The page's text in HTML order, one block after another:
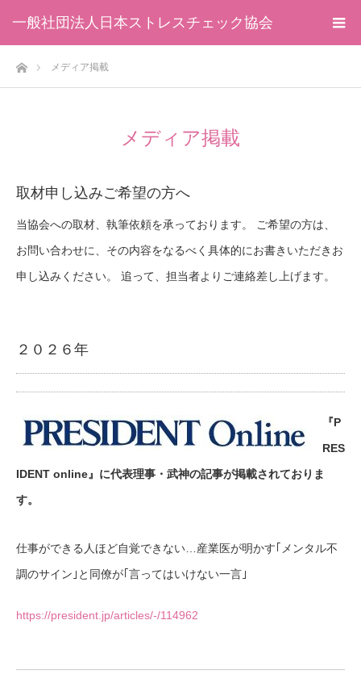
一般社団法人日本ストレスチェック協会
ホームメディア掲載
メディア掲載
取材申し込みご希望の方へ
当協会への取材、執筆依頼を承っております。 ご希望の方は、
お問い合わせに、その内容をなるべく具体的にお書きいただきお
申し込みください。 追って、担当者よりご連絡差し上げます。
２０２６年
『P
RES
IDENT online』に代表理事・武神の記事が掲載されておりま
す。
仕事ができる人ほど自覚できない…産業医が明かす｢メンタル不
調のサイン｣と同僚が｢言ってはいけない一言｣
https://president.jp/articles/-/114962